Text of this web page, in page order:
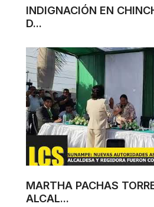
INDIGNACIÓN EN
D...
MARTHA PACHAS
ALCAL...